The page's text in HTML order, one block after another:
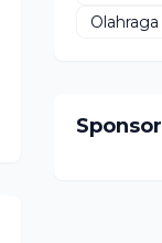
Olahraga
Sponsor